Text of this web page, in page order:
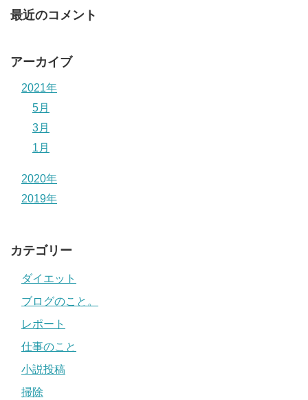
最近のコメント
アーカイブ
2021年
5月
3月
1月
2020年
2019年
カテゴリー
ダイエット
ブログのこと。
レポート
仕事のこと
小説投稿
掃除